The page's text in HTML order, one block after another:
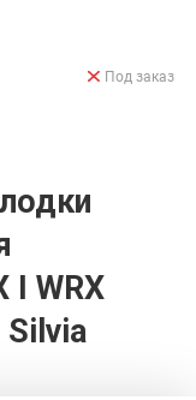
I WRX
Silvia
Под заказ